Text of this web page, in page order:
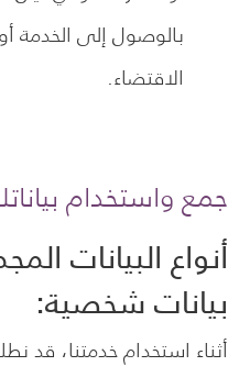
بالوصول إلى الخدمة
الاقتضاء.
جمع واستخدام
أنواع البيانات
بيانات شخصية:
أثناء استخدام خدمتنا، قد